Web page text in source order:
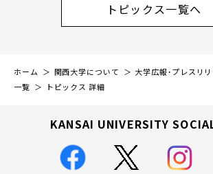
トピックス一覧へ
ホーム 関西大学について 大学広報・プレスリ
一覧
トピックス 詳細
KANSAI UNIVERSITY